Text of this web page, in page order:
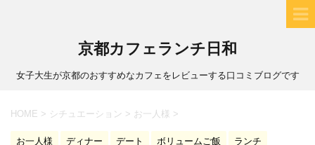
京都カフェランチ日和
女子大生が京都のおすすめなカフェをレビューする口コミブログです
HOME > シチュエーション > お一人様 >
お一人様 ディナー デート ボリュームご飯 ランチ